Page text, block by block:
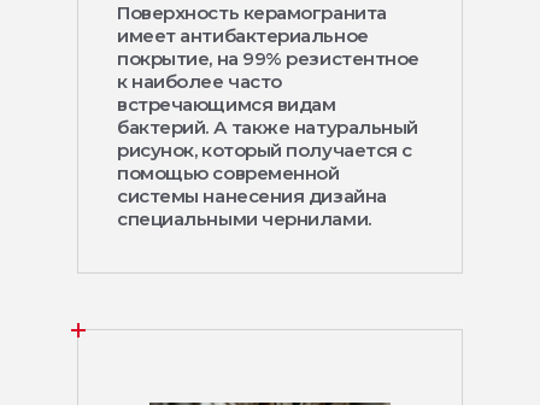
Поверхность керамогранита
имеет антибактериальное
покрытие, на 99% резистентное
к наиболее часто
встречающимся видам
бактерий. А также натуральный
рисунок, который получается с
помощью современной
системы нанесения дизайна
специальными чернилами.